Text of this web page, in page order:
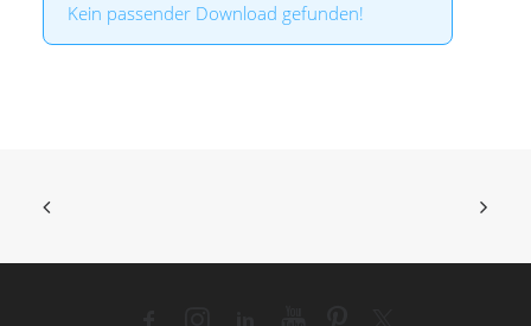
Kein passender Download gefunden!